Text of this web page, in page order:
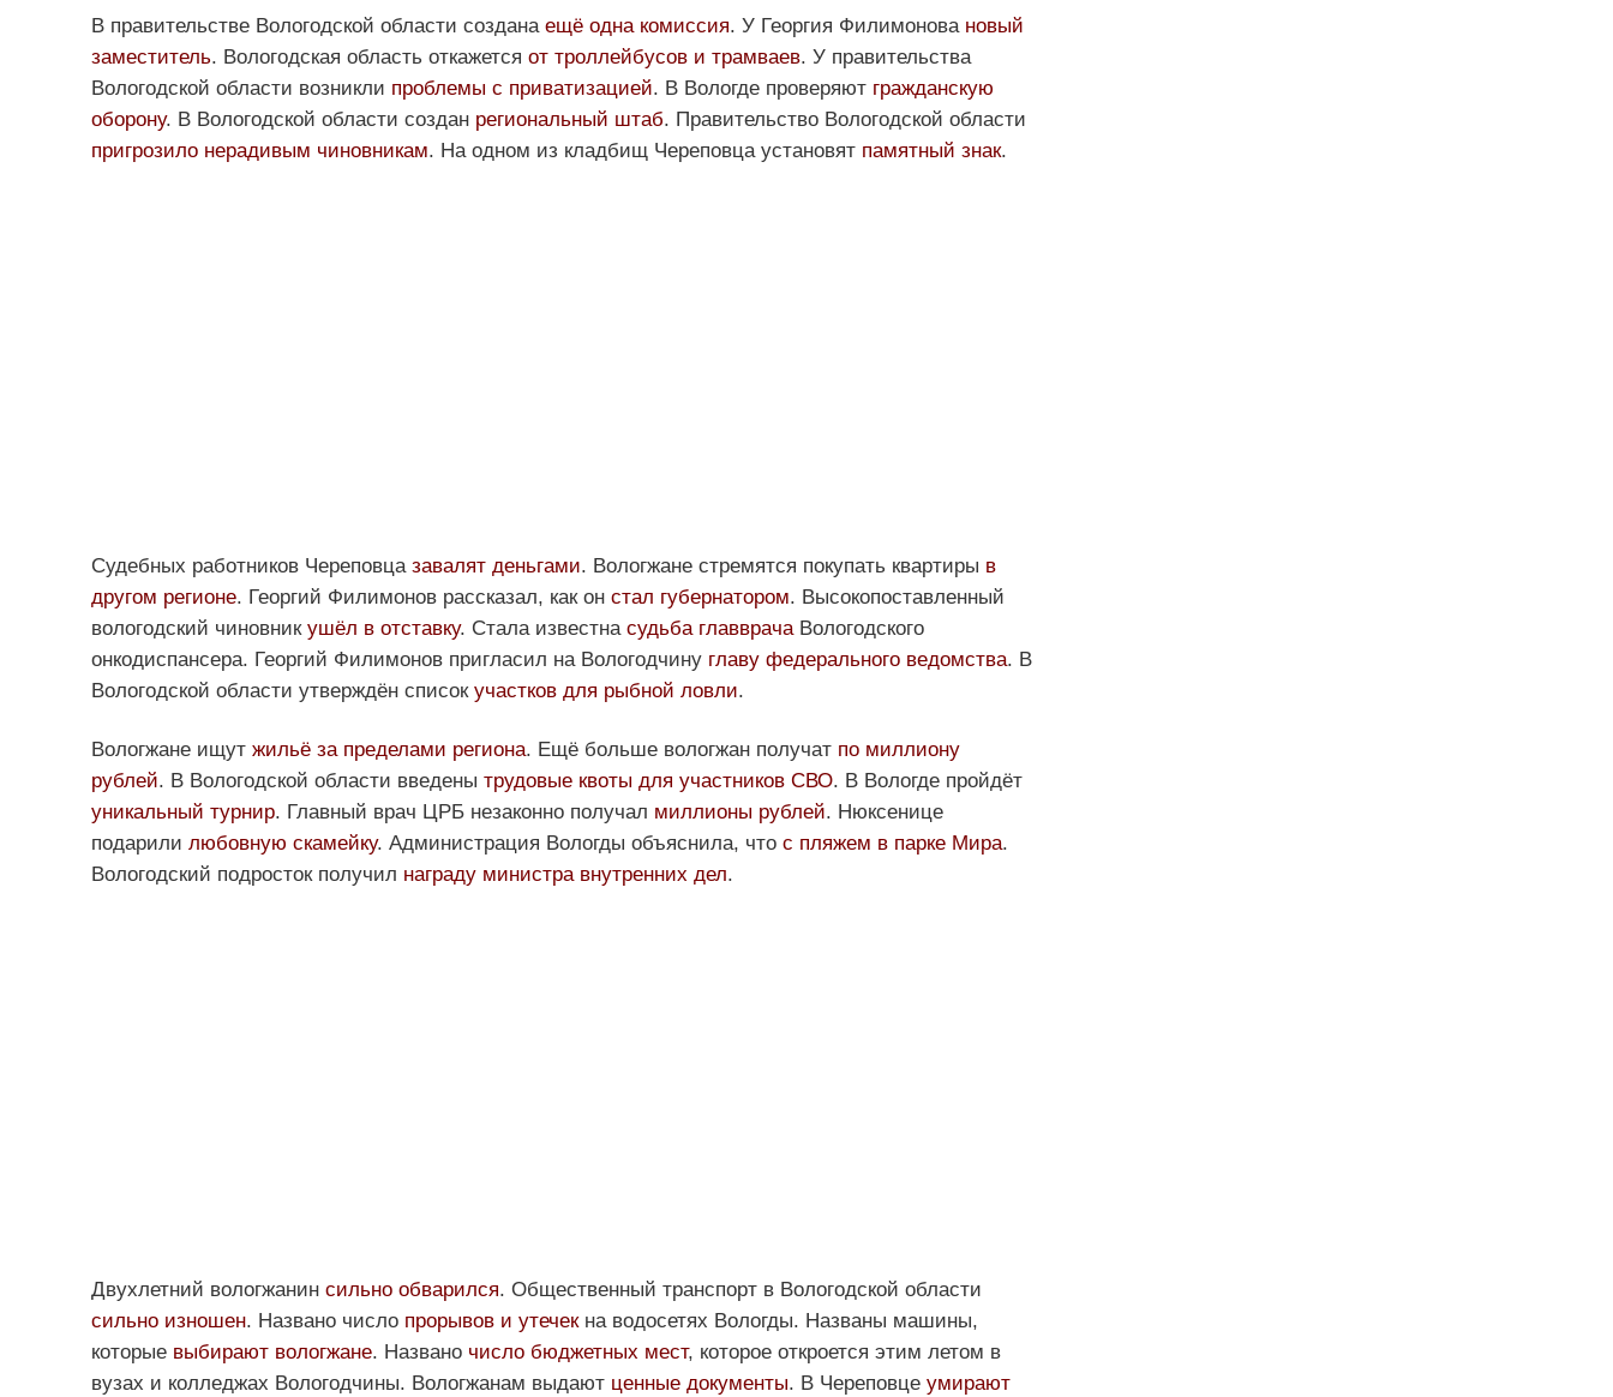
В правительстве Вологодской области создана ещё одна комиссия. У Георгия Филимонова новый
заместитель. Вологодская область откажется от троллейбусов и трамваев. У правительства
Вологодской области возникли проблемы с приватизацией. В Вологде проверяют гражданскую
оборону. В Вологодской области создан региональный штаб. Правительство Вологодской области
пригрозило нерадивым чиновникам. На одном из кладбищ Череповца установят памятный знак.
Судебных работников Череповца завалят деньгами. Вологжане стремятся покупать квартиры в
другом регионе. Георгий Филимонов рассказал, как он стал губернатором. Высокопоставленный
вологодский чиновник ушёл в отставку. Стала известна судьба главврачаВологодского
онкодиспансера. Георгий Филимонов пригласил на Вологодчину главу федерального ведомства. В
Вологодской области утверждён список участков для рыбной ловли.
Вологжане ищут жильё за пределами региона. Ещё больше вологжан получат по миллиону
рублей. В Вологодской области введены трудовые квоты для участников СВО. В Вологде пройдёт
уникальный турнир. Главный врач ЦРБ незаконно получал миллионы рублей. Нюксенице
подарили любовную скамейку. Администрация Вологды объяснила, что с пляжем в парке Мира.
Вологодский подросток получил награду министра внутренних дел.
Двухлетний вологжанин сильно обварился. Общественный транспорт в Вологодской области
сильно изношен. Названо число прорывов и утечекна водосетях Вологды. Названы машины,
которые выбирают вологжане. Названо число бюджетных мест, которое откроется этим летом в
вузах и колледжах Вологодчины. Вологжанам выдают ценные документы. В Череповце умирают